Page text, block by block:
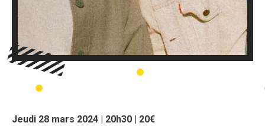
Jeudi 28 mars 2024 | 20h30 | 20€